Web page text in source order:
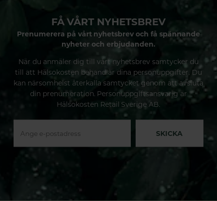
FÅ VÅRT NYHETSBREV
Prenumerera på vårt nyhetsbrev och få spännande
nyheter och erbjudanden.
När du anmäler dig till vårt nyhetsbrev samtycker du
till att Hälsokosten behandlar dina personuppgifter. Du
kan närsomhelst återkalla samtycket genom att avsluta
din prenumeration. Personuppgiftsansvarig är
Hälsokosten Retail Sverige AB.
SKICKA